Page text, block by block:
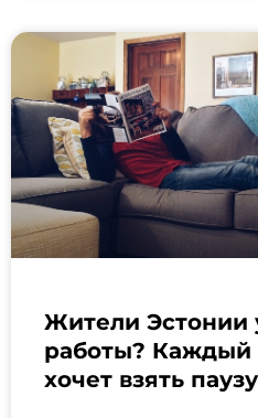
Жители Эстонии
работы? Каждый
хочет взять